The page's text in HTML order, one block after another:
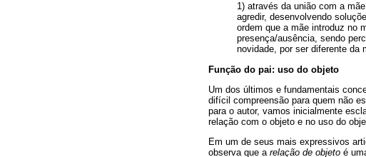
1) através da união com a
agredir, desenvolvendo
ordem que a mãe introduz no
presença/ausência, sendo
novidade, por ser diferente da
Função do pai: uso do objeto
Um dos últimos e fundamentais
difícil compreensão para quem não
para o autor, vamos inicialmente
relação com o objeto e no uso do
Em um de seus mais expressivos
observa que a relação de objeto é